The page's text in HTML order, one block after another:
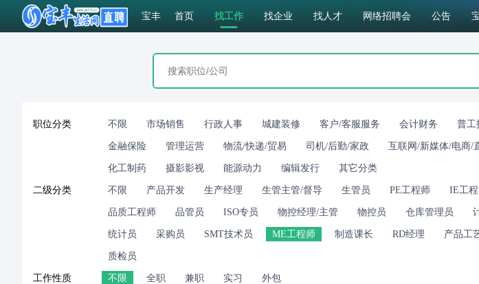
宝丰 首页 找工作 找企业 找人才 网络招聘会 公告
职位分类 不限 市场销售 行政人事 城建装修 客户/客服服务 会计财务 普工
金融保险 管理运营 物流/快递/贸易 司机/后勤/家政 互联网/新媒体/电商/
化工制药 摄影影视 能源动力 编辑发行 其它分类
二级分类 不限 产品开发 生产经理 生管主管/督导 生管员 PE工程师 IE工
品质工程师 品管员 ISO专员 物控经理/主管 物控员 仓库管理员
统计员 采购员 SMT技术员 ME工程师 制造课长 RD经理 产品工
质检员
工作性质 不限 全职 兼职 实习 外包